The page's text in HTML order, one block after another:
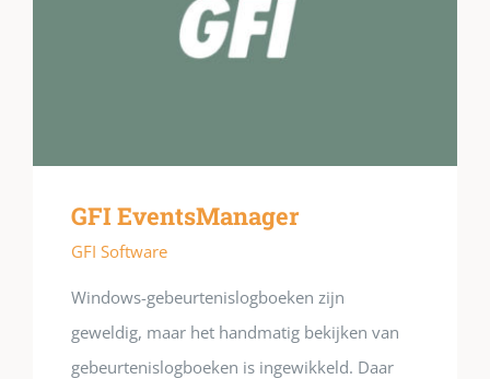
GFI EventsManager
GFI Software
Windows-gebeurtenislogboeken zijn
geweldig, maar het handmatig bekijken van
gebeurtenislogboeken is ingewikkeld. Daar